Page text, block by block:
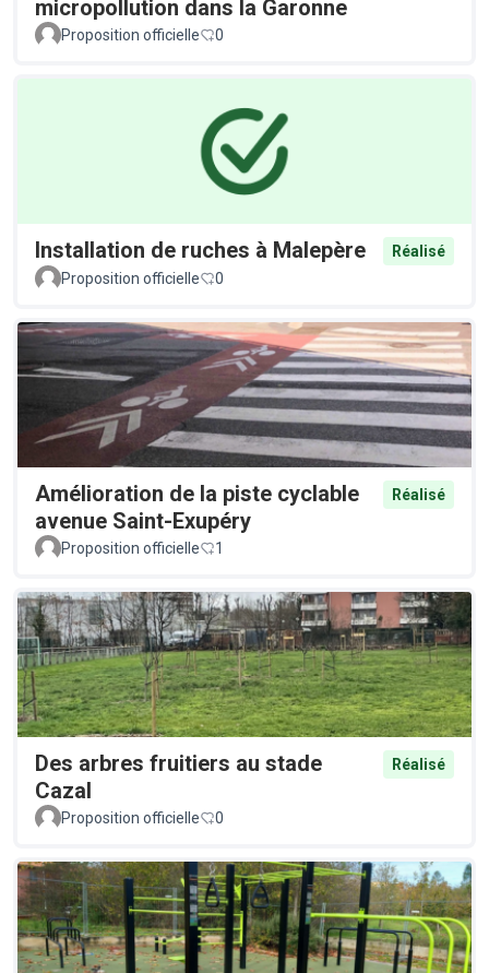
micropollution dans la Garonne
Proposition officielle 0
Installation de ruches à Malepère
Réalisé
Proposition officielle
0
Amélioration de la piste cyclable
avenue Saint-Exupéry
Réalisé
Proposition officielle 1
Des arbres fruitiers au stade
Cazal
Réalisé
Proposition officielle 0